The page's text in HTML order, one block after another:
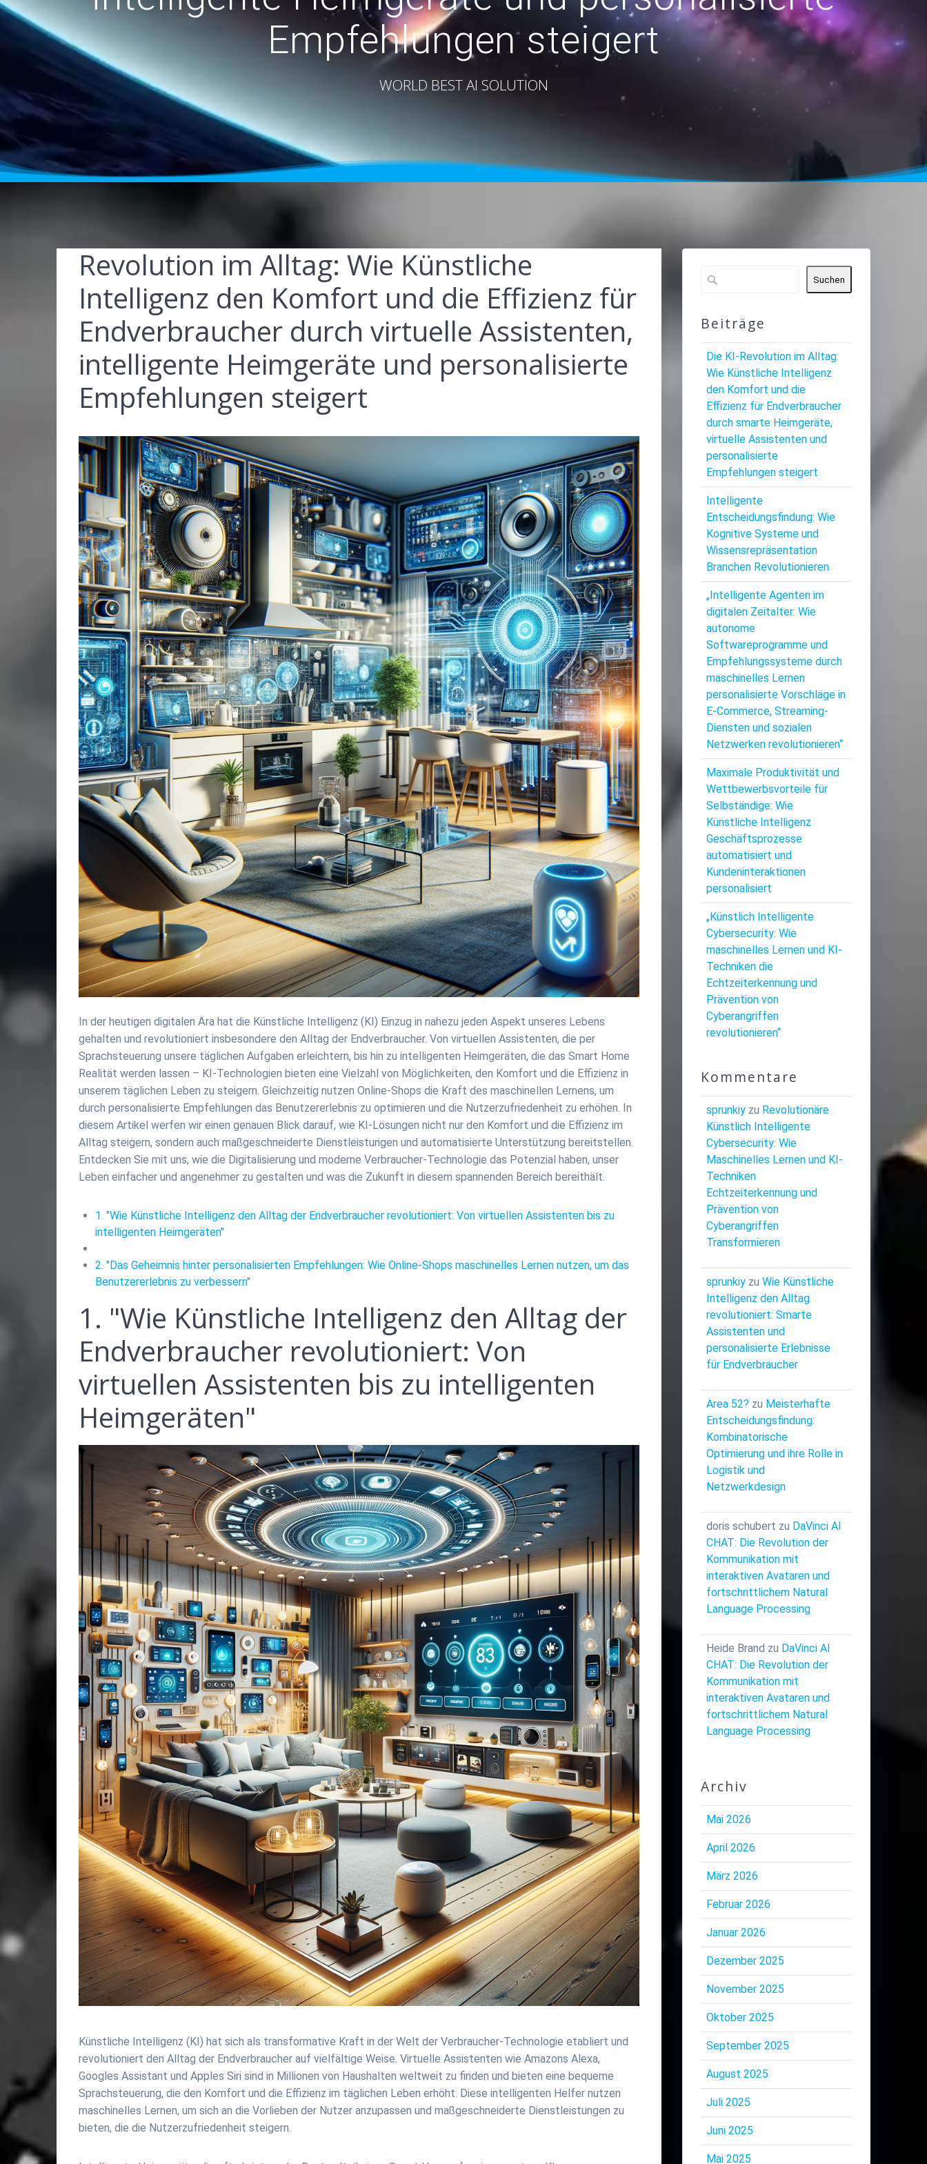
Empfehlungen steigert
WORLD BEST AI SOLUTION
Revolution im Alltag: Wie Künstliche
Intelligenz den Komfort und die Effizienz für
Endverbraucher durch virtuelle Assistenten,
intelligente Heimgeräte und personalisierte
Empfehlungen steigert
In der heutigen digitalen Ära hat die Künstliche Intelligenz (KI) Einzug in nahezu jeden Aspekt unseres Lebens
gehalten und revolutioniert insbesondere den Alltag der Endverbraucher. Von virtuellen Assistenten, die per
Sprachsteuerung unsere täglichen Aufgaben erleichtern, bis hin zu intelligenten Heimgeräten, die das Smart Home
Realität werden lassen – KI-Technologien bieten eine Vielzahl von Möglichkeiten, den Komfort und die Effizienz in
unserem täglichen Leben zu steigern. Gleichzeitig nutzen Online-Shops die Kraft des maschinellen Lernens, um
durch personalisierte Empfehlungen das Benutzererlebnis zu optimieren und die Nutzerzufriedenheit zu erhöhen. In
diesem Artikel werfen wir einen genauen Blick darauf, wie KI-Lösungen nicht nur den Komfort und die Effizienz im
Alltag steigern, sondern auch maßgeschneiderte Dienstleistungen und automatisierte Unterstützung bereitstellen.
Entdecken Sie mit uns, wie die Digitalisierung und moderne Verbraucher-Technologie das Potenzial haben, unser
Leben einfacher und angenehmer zu gestalten und was die Zukunft in diesem spannenden Bereich bereithält.
1. "Wie Künstliche Intelligenz den Alltag der Endverbraucher revolutioniert: Von virtuellen Assistenten bis zu
intelligenten Heimgeräten"
2. "Das Geheimnis hinter personalisierten Empfehlungen: Wie Online-Shops maschinelles Lernen nutzen, um das
Benutzererlebnis zu verbessern"
1. "Wie Künstliche Intelligenz den Alltag der
Endverbraucher revolutioniert: Von
virtuellen Assistenten bis zu intelligenten
Heimgeräten"
Künstliche Intelligenz (KI) hat sich als transformative Kraft in der Welt der Verbraucher-Technologie etabliert und
revolutioniert den Alltag der Endverbraucher auf vielfältige Weise. Virtuelle Assistenten wie Amazons Alexa,
Googles Assistant und Apples Siri sind in Millionen von Haushalten weltweit zu finden und bieten eine bequeme
Sprachsteuerung, die den Komfort und die Effizienz im täglichen Leben erhöht. Diese intelligenten Helfer nutzen
maschinelles Lernen, um sich an die Vorlieben der Nutzer anzupassen und maßgeschneiderte Dienstleistungen zu
bieten, die die Nutzerzufriedenheit steigern.
Suchen
Beiträge
Die KI-Revolution im Alltag:
Wie Künstliche Intelligenz
den Komfort und die
Effizienz für Endverbraucher
durch smarte Heimgeräte,
virtuelle Assistenten und
personalisierte
Empfehlungen steigert
Intelligente
Entscheidungsfindung: Wie
Kognitive Systeme und
Wissensrepräsentation
Branchen Revolutionieren
„Intelligente Agenten im
digitalen Zeitalter: Wie
autonome
Softwareprogramme und
Empfehlungssysteme durch
maschinelles Lernen
personalisierte Vorschläge in
E-Commerce, Streaming-
Diensten und sozialen
Netzwerken revolutionieren“
Maximale Produktivität und
Wettbewerbsvorteile für
Selbständige: Wie
Künstliche Intelligenz
Geschäftsprozesse
automatisiert und
Kundeninteraktionen
personalisiert
„Künstlich Intelligente
Cybersecurity: Wie
maschinelles Lernen und KI-
Techniken die
Echtzeiterkennung und
Prävention von
Cyberangriffen
revolutionieren“
Kommentare
sprunkiyzu Revolutionäre
Künstlich Intelligente
Cybersecurity: Wie
Maschinelles Lernen und KI-
Techniken
Echtzeiterkennung und
Prävention von
Cyberangriffen
Transformieren
sprunkiyzu Wie Künstliche
Intelligenz den Alltag
revolutioniert: Smarte
Assistenten und
personalisierte Erlebnisse
für Endverbraucher
Area 52? zu Meisterhafte
Entscheidungsfindung:
Kombinatorische
Optimierung und ihre Rolle in
Logistik und
Netzwerkdesign
doris schubert zu DaVinci AI
CHAT: Die Revolution der
Kommunikation mit
interaktiven Avataren und
fortschrittlichem Natural
Language Processing
Heide Brand zu DaVinci AI
CHAT: Die Revolution der
Kommunikation mit
interaktiven Avataren und
fortschrittlichem Natural
Language Processing
Archiv
Mai 2026
April 2026
März 2026
Februar 2026
Januar 2026
Dezember 2025
November 2025
Oktober 2025
September 2025
August 2025
Juli 2025
Juni 2025
Mai 2025